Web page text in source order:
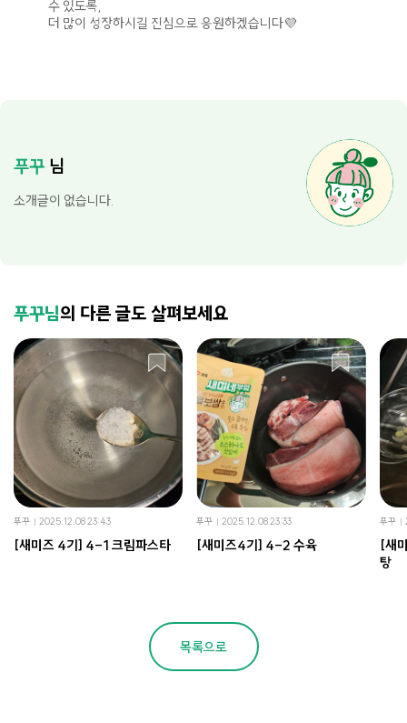
수 있도록,
더 많이 성장하시길 진심으로 응원하겠습니다💜
푸꾸 님
소개글이 없습니다.
푸꾸님의 다른 글도 살펴보세요
푸꾸 2025.12.08 23:43
[새미즈 4기] 4-1 크림파스타
푸꾸 2025.12.08 23:33
[새미즈4기] 4-2 수육
푸꾸
[새
탕
목록으로